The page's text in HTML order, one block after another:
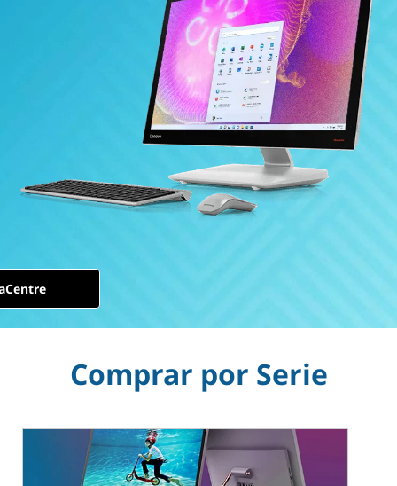
Comprar por Serie